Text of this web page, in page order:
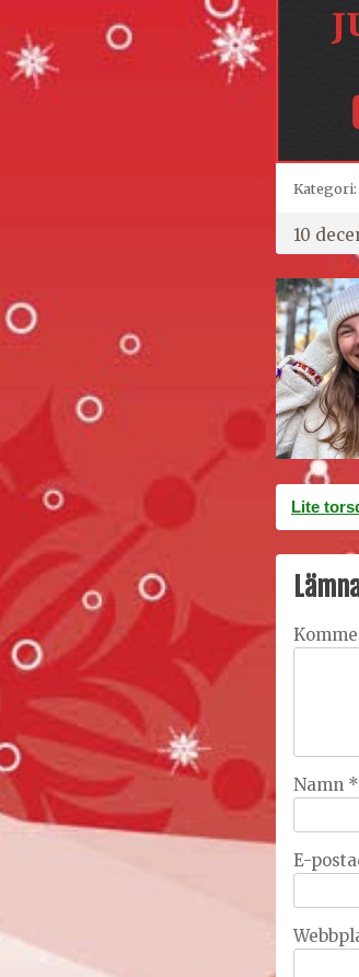
Kategori:
10
Lite
Namn *
E-